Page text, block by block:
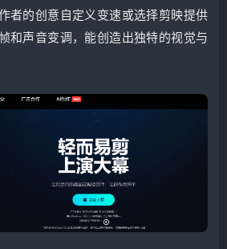
者的创意自定义变速或选择剪映提供
和声音变调，能创造出独特的视觉与